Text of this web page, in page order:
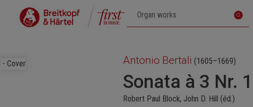
Antonio Bertali (1605–1669)
Sonata à 3 Nr.
Robert Paul Block, John D. Hill (éd.)